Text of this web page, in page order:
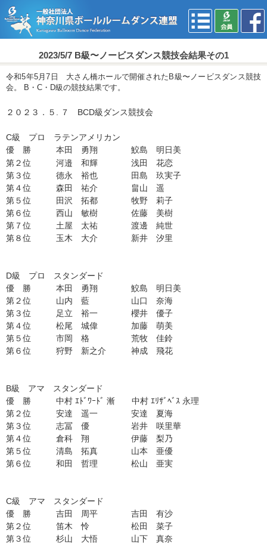
2023/5/7 B級〜ノービスダンス競技会結果その1
令和5年5月7日 大さん橋ホールで開催されたB級〜ノービスダンス競技
会。 B・C・D級の競技結果です。
２０２ ３ ． ５ ７ BCD級ダンス競技会
C級 プロ ラテンアメリカン
優 勝 本田 勇翔 鮫島 明日美
第２位 河邉 和輝 浅田 花恋
第３位 德永 裕也 田島 玖実子
第４位
森田 祐介 畠山 遥
第５位
田沢 拓都 牧野 莉子
第６位
西山 敏樹 佐藤 美樹
第７位 土屋 太祐 渡邊 純世
第８位 玉木 大介 新井 汐里
D級 プロ
スタンダード
優 勝 本田 勇翔 鮫島 明日美
第２位
山内 藍 山口 奈海
第３位
足立 裕一 櫻井 優子
第４位
松尾 城偉 加藤 萌美
第５位 市岡 格 荒牧 佳鈴
第６位 狩野 新之介 神成 飛花
B級 アマ
スタンダード
優 勝 中村 ｴﾄﾞﾜｰﾄﾞ 漸 中村 ｴﾘｻﾞﾍﾞｽ 永理
第２位
安達 遥一 安達 夏海
第３位 志冨 優 岩井 咲里華
第４位 倉科 翔 伊藤 梨乃
第５位 清島 拓真 山本 亜優
第６位 和田 哲理 松山 亜実
C級 アマ
スタンダード
優 勝
吉田 周平 吉田 有沙
第２位 笛木 怜 松田 菜子
第３位 杉山 大悟 山下 真奈